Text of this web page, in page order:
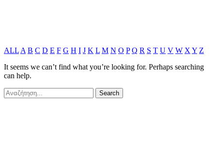
ALL A B C D E F G H I J K L M N O P Q R S T U V W X Y Z
It seems we can’t find what you’re looking for. Perhaps searching
can help.